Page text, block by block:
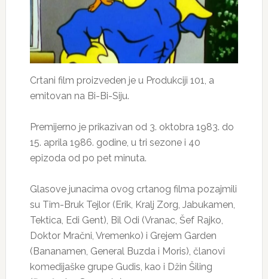
Crtani film proizveden je u Produkciji 101, a
emitovan na Bi-Bi-Siju.
Premijerno je prikazivan od 3. oktobra 1983. do
15. aprila 1986. godine, u tri sezone i 40
epizoda od po pet minuta.
Glasove junacima ovog crtanog filma pozajmili
su Tim-Bruk Tejlor (Erik, Kralj Zorg, Jabukamen,
Tektica, Edi Gent), Bil Odi (Vranac, Šef Rajko,
Doktor Mračni, Vremenko) i Grejem Garden
(Bananamen, General Buzda i Moris), članovi
komedijaške grupe Gudis, kao i Džin Šiling